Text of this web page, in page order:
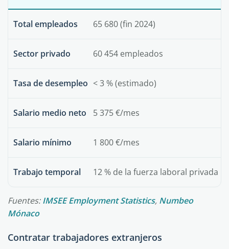
Total empleados 65 680 (fin 2024)
Sector privado 60 454 empleados
Tasa de desempleo < 3 % (estimado)
Salario medio neto 5 375 €/mes
Salario mínimo 1 800 €/mes
Trabajo temporal 12 % de la fuerza laboral privada
Fuentes:IMSEE Employment Statistics, Numbeo
Mónaco
Contratar trabajadores extranjeros